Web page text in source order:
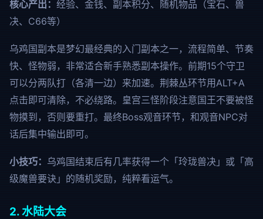
核心产出： 经验、金钱、副本积分、随机物品（宝石、兽
决、C66等）
乌鸡国副本是梦幻最经典的入门副本之一，流程简单、节奏
快、怪物弱，非常适合新手熟悉副本操作。前期15个守卫
可以分两队打（各清一边）来加速。荆棘丛环节用ALT+A
点击即可清除，不必绕路。皇宫三怪阶段注意国王不要被怪
物摸到，否则要重打。最终Boss观音环节，和观音NPC对
话后集中输出即可。
小技巧： 乌鸡国结束后有几率获得一个「玲珑兽决」或「高
级魔兽要诀」的随机奖励，纯粹看运气。
2. 水陆大会